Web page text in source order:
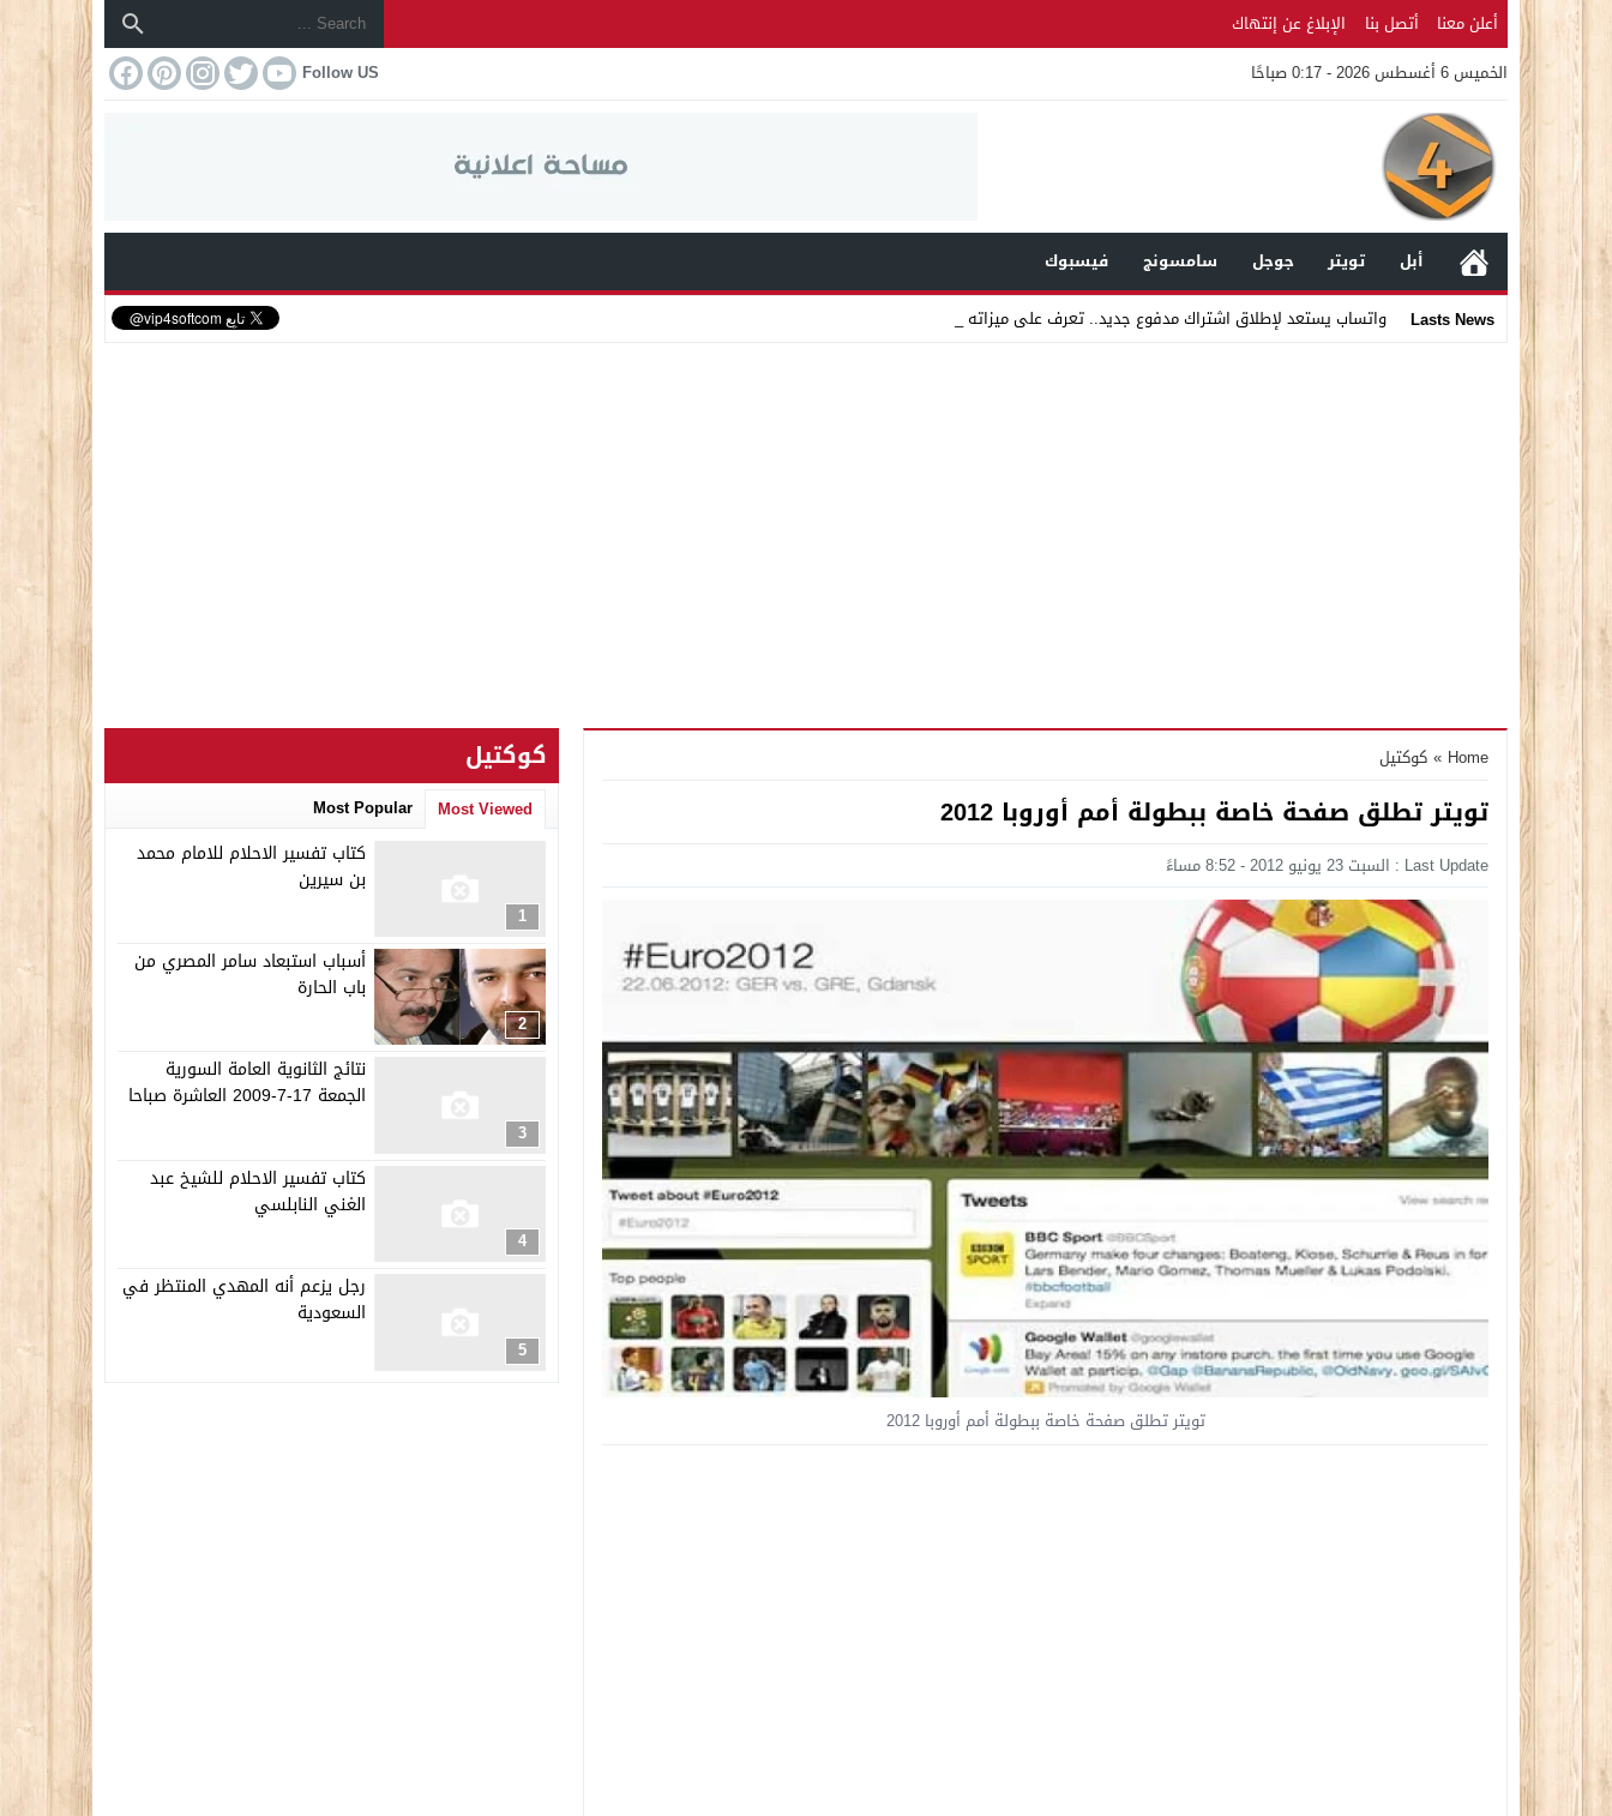
أعلن معنا أتصل بنا
الإبلاغ عن إنتهاك
الخميس 6 أغسطس 2026 - 0:17 صباحًا
Follow US
أبل تويتر جوجل سامسونج
فيسبوك
Lasts News
واتساب يستعد لإطلاق اشتراك مدفوع جديد.. تعرف على ميزاته
Home
» كوكتيل
تويتر تطلق صفحة خاصة ببطولة أمم أوروبا 2012
Last Update : السبت 23 يونيو 2012 - 8:52 مساءً
تويتر تطلق صفحة خاصة ببطولة أمم أوروبا 2012
كوكتيل
Most Viewed
Most Popular
1
كتاب تفسير الاحلام للامام محمد
بن سيرين
2
أسباب استبعاد سامر المصري من
باب الحارة
3
نتائج الثانوية العامة السورية
الجمعة 17-7-2009 العاشرة صباحا
4
كتاب تفسير الاحلام للشيخ عبد
الغني النابلسي
5
رجل يزعم أنه المهدي المنتظر في
السعودية